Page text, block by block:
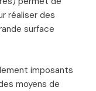
réaliser des
surface
imposants
moyens de